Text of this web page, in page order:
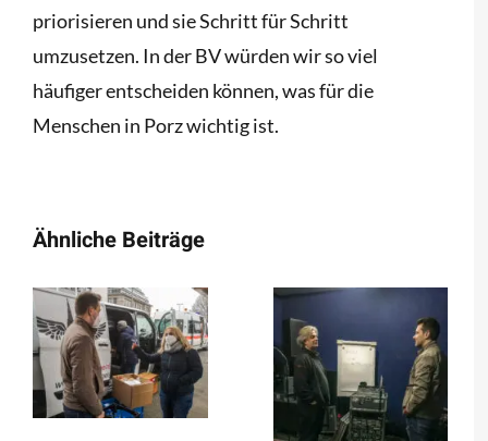
priorisieren und sie Schritt für Schritt
umzusetzen. In der BV würden wir so viel
häufiger entscheiden können, was für die
Menschen in Porz wichtig ist.
Ähnliche Beiträge